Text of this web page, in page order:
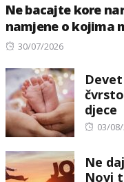
Ne bacajte kore
namjene o kojima
Posted
30/07/2026
djece
03/
Ne
Novi